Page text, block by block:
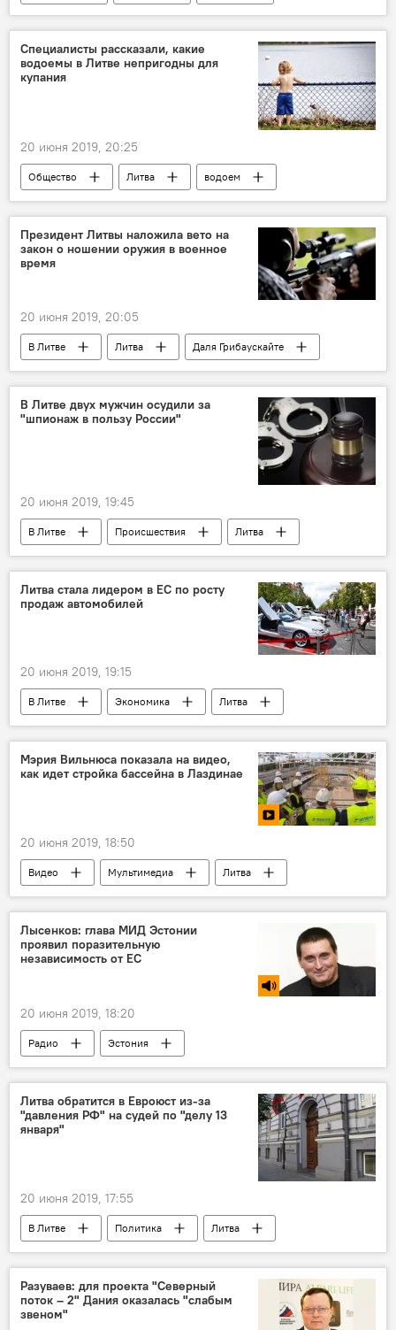
БРЭЛЛ
Европа
Энергостратегия Литвы и выход из БРЭЛЛ
Энергетика. LIVE
Специалисты рассказали, какие
водоемы в Литве непригодны для
купания
20 июня 2019, 20:25
Общество Литва водоем
Президент Литвы наложила вето на
закон о ношении оружия в военное
время
20 июня 2019, 20:05
В Литве Литва
Даля Грибаускайте
оружие
В Литве двух мужчин осудили за
"шпионаж в пользу России"
20 июня 2019, 19:45
В Литве Происшествия
Литва
шпионаж
Россия
"Шпионский скандал" в Литве
Литва стала лидером в ЕС по росту
продаж автомобилей
20 июня 2019, 19:15
В Литве Экономика
Литва
автомобиль
Мэрия Вильнюса показала на видео,
как идет стройка бассейна в Лаздинае
20 июня 2019, 18:50
Видео Мультимедиа
Литва
Вильнюс
бассейн
Лысенков: глава МИД Эстонии
проявил поразительную
независимость от ЕС
20 июня 2019, 18:20
Радио Эстония
Литва обратится в Евроюст из-за
"давления РФ" на судей по "делу 13
января"
20 июня 2019, 17:55
В Литве Политика
Литва
Евросоюз (ЕС)
Россия
Суд по делу о событиях 13 января 1991 года в Вильнюсе
Разуваев: для проекта "Северный
поток – 2" Дания оказалась "слабым
звеном"